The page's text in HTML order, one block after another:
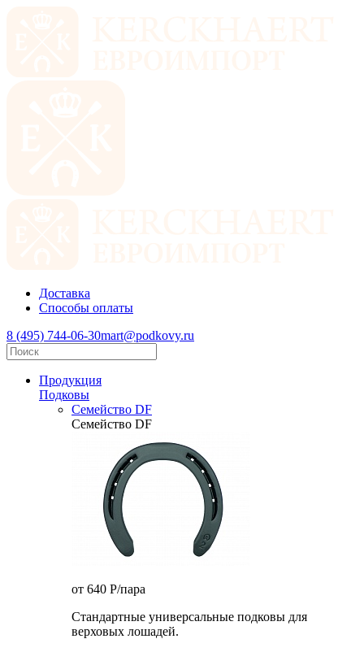
Доставка
Способы оплаты
8 (495) 744-06-30mart@podkovy.ru
Продукция
Подковы
Семейство DF
Семейство DF
от 640 P/пара
Стандартные универсальные подковы для
верховых лошадей.